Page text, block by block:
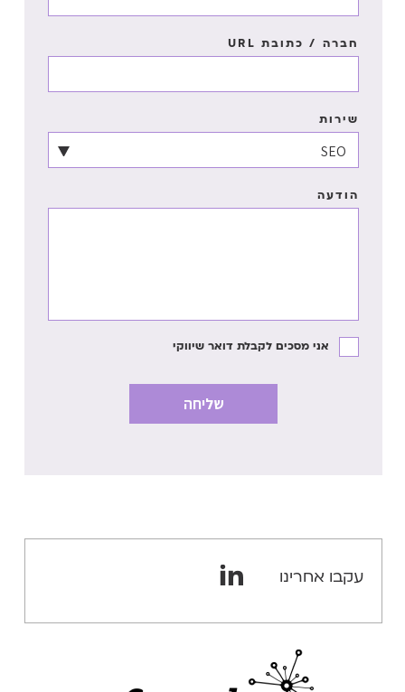
חברה / כתובת URL
שירות
הודעה
אני מסכים לקבלת דואר שיווקי
עקבו אחרינו